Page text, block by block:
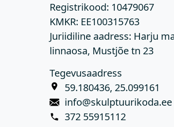
Registrikood: 10479067
KMKR: EE100315763
Juriidiline aadress: Harju
linnaosa, Mustjõe tn 23
Tegevusaadress
59.180436, 25.099161
info@skulptuurikoda.ee
372 55915112